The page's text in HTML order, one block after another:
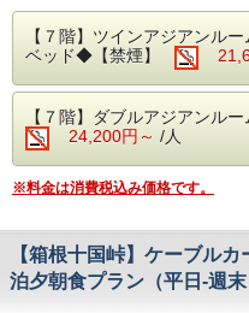
す。 ※満車の場
隣のコインパ
い。） ■駐車場
さい。・150円
お客様はかかり
＊体験型の浜焼
＊内容・品数は
・夕食 17:30～
◆大浴場
なること間違い
・15:00～24:00
・ 6:00～10:30
◆お部屋
相模湾から昇る
※３歳未満のお
ご記入ください。
スにご自身でお
◆お食事
レストランは、
おります。
朝食は相模湾
【７階】ツインアジアンル
ベッド◆【禁煙】
【７階】ダブルアジアン
24,200円～ /人
※料金は消費税込み価格です。
【箱根十国峠】ケーブル
泊夕朝食プラン（平日‐週末